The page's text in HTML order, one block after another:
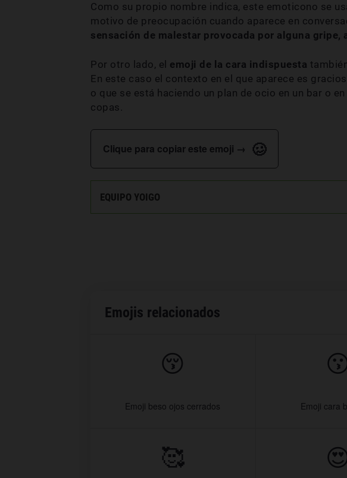
Como su propio nombre indica, este emoticono se
motivo de preocupación cuando aparece en
sensación de malestar provocada por alguna gripe,
Por otro lado, el emoji de la cara indispuesta
En este caso el contexto en el que aparece es
o que se está haciendo un plan de ocio en un bar o
copas.
Clique para copiar este emoji → 🥴
EQUIPO YOIGO
Emojis relacionados
😚
Emoji beso ojos cerrados Emoji cara
🥰